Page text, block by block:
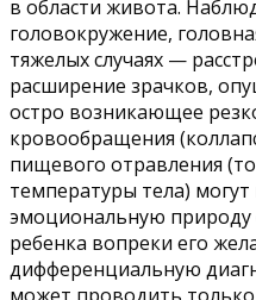
в области живота.
головокружение,
тяжелых случаях —
расширение зрачков,
остро возникающее
кровообращения
пищевого отравления
температуры тела)
эмоциональную природу
ребенка вопреки его
дифференциальную